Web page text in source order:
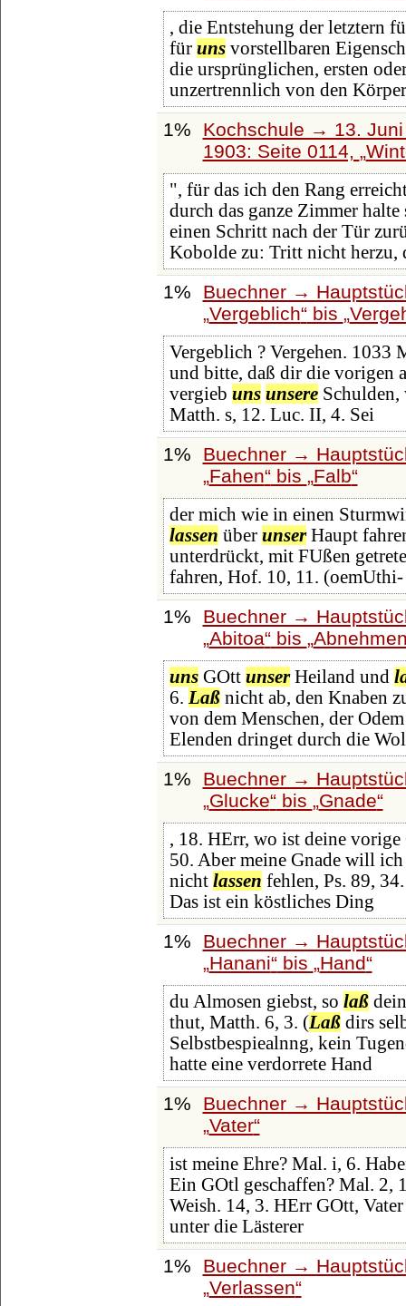
, die Entstehung der letztern
für unsvorstellbaren
die ursprünglichen, ersten
unzertrennlich von den
1%
Kochschule → 13.
1903: Seite 0114,
", für das ich den Rang
durch das ganze Zimmer
einen Schritt nach der Tür
Kobolde zu: Tritt nicht herzu,
1%
Buechner →
Vergeblich bis
Vergeblich ? Vergehen. 1033
und bitte, daß dir die vorigen
vergieb uns unsere
Matth. s, 12. Luc. II, 4. Sei
1%
Buechner →
Fahen bis Falb
der mich wie in einen
lassen über unserHaupt
unterdrückt, mit FUßen
fahren, Hof. 10, 11. (oemUthi-
1%
Buechner →
Abitoa bis
unsGOtt unserHeiland und
6. Laßnicht ab, den Knaben
von dem Menschen, der
Elenden dringet durch die
1%
Buechner →
Glucke bis Gnade
, 18. HErr, wo ist deine
50. Aber meine Gnade will
nicht lassen fehlen, Ps. 89,
Das ist ein köstliches Ding
1%
Buechner →
Hanani bis Hand
du Almosen giebst, so laß
thut, Matth. 6, 3. (Laßdirs
Selbstbespiealnng, kein
hatte eine verdorrete Hand
1%
Buechner →
Vater
ist meine Ehre? Mal. i, 6.
Ein GOtl geschaffen? Mal. 2,
Weish. 14, 3. HErr GOtt,
unter die Lästerer
1%
Buechner →
Verlassen